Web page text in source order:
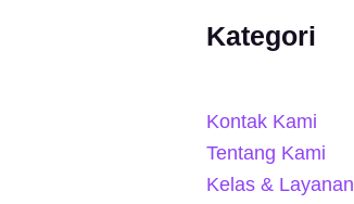
Kategori
Kontak Kami
Tentang Kami
Kelas & Layanan